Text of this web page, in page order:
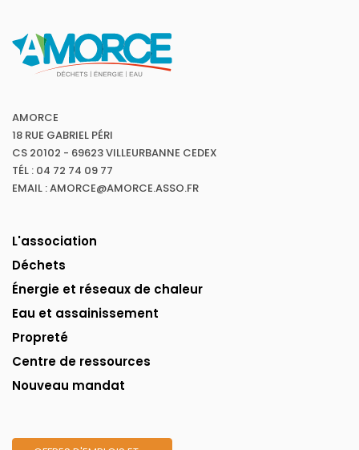
AMORCE
18 RUE GABRIEL PÉRI
CS 20102 - 69623 VILLEURBANNE CEDEX
TÉL : 04 72 74 09 77
EMAIL : AMORCE@AMORCE.ASSO.FR
L'association
Déchets
Énergie et réseaux de chaleur
Eau et assainissement
Propreté
Centre de ressources
Nouveau mandat